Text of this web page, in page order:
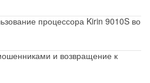
процессора Kirin 9010S во
и возвращение к